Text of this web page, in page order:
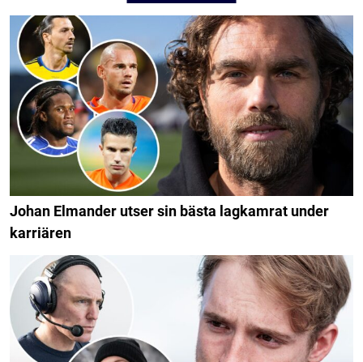
Johan Elmander utser sin bästa lagkamrat under
karriären